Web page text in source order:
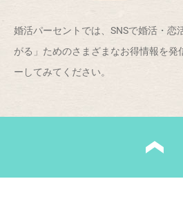
婚活パーセントでは、SNSで婚活・恋
がる」ためのさまざまなお得情報を発
ーしてみてください。